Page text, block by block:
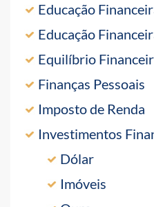
Educação
Educação
Equilíbrio
Finanças Pessoais
Imposto de Renda
Investimentos
Dólar
Imóveis